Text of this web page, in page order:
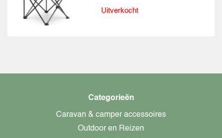
Uitverkocht
Categorieën
Caravan & camper accessoires
Outdoor en Reizen